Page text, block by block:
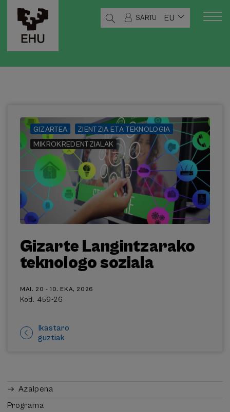
SARTU EU
GIZARTEA
ZIENTZIA ETA TEKNOLOGIA
MIKROKREDENTZIALAK
Gizarte Langintzarako
teknologo soziala
MAI. 20 - 10. EKA, 2026
Kod. 459-26
Ikastaro
guztiak
Azalpena
Programa